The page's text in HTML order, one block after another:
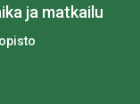
ja matkailu